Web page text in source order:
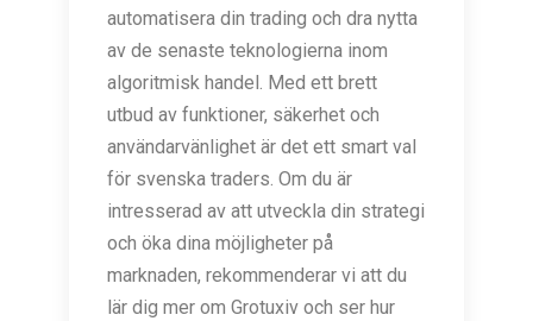
automatisera din trading och dra nytta
av de senaste teknologierna inom
algoritmisk handel. Med ett brett
utbud av funktioner, säkerhet och
användarvänlighet är det ett smart val
för svenska traders. Om du är
intresserad av att utveckla din strategi
och öka dina möjligheter på
marknaden, rekommenderar vi att du
lär dig mer om Grotuxiv och ser hur